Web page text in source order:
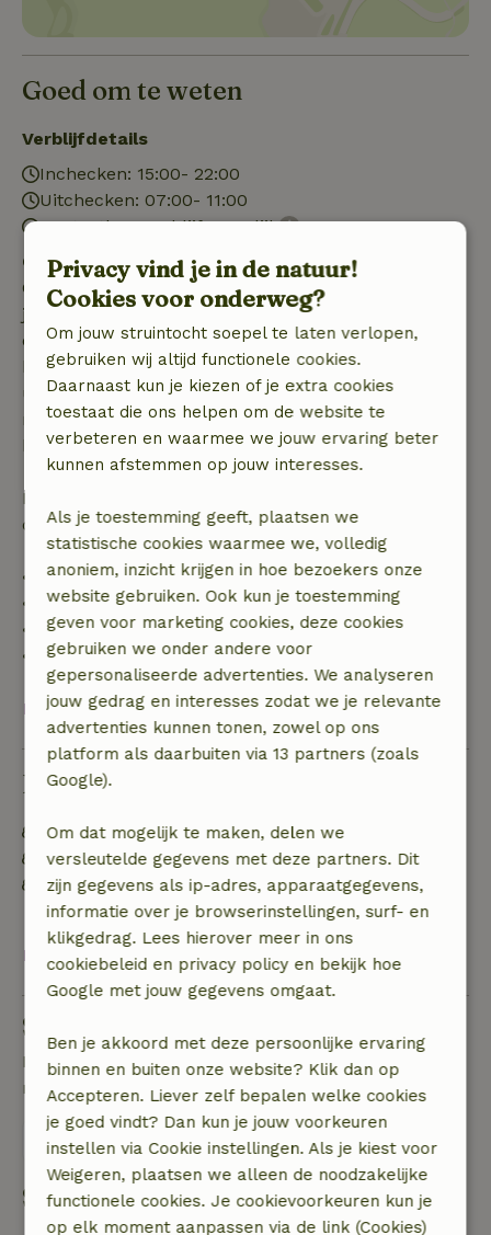
Goed om te weten
Verblijfdetails
Inchecken: 15:00- 22:00
Uitchecken: 07:00- 11:00
Contactloos verblijf mogelijk
Gratis annuleren binnen 7 dagen
Gratis annuleren binnen 7 dagen na bevestiging van
je boeking, bij een boekingsaanvraag meer dan 28
dagen voor aanvang. Bij een boeking met aanvang
binnen 28 dagen geldt gratis annuleren binnen 24
uur. Bij annulering binnen gestelde periode heb je
recht op volledige terugbetaling van het
boekingsbedrag.
Daarna krijg je een deel van de reissom en 100% van
de borg terugbetaald:
• tot 42 dagen voor aankomst: 70% terugbetaald
• 42–28 dagen voor aankomst: 40% terugbetaald
• 28 dagen tot de aankomstdag: 10% terugbetaald
• op de aankomstdag of later: geen terugbetaling
Bekijk alles
Duurzaamheid
Energie label: Uitgesloten
Duurzame inventaris
Afval scheiden (glas, papier, plastic,
voedselafval/biologisch)
Bekijk alles
Stel een vraag
Neem contact op met de verhuurder van het
natuurhuisje
Stuur een bericht
Start mijn boeking
Privacy vind je in de natuur!
Cookies voor onderweg?
Om jouw struintocht soepel te laten verlopen,
gebruiken wij altijd functionele cookies.
Daarnaast kun je kiezen of je extra cookies
toestaat die ons helpen om de website te
verbeteren en waarmee we jouw ervaring beter
kunnen afstemmen op jouw interesses.
Als je toestemming geeft, plaatsen we
statistische cookies waarmee we, volledig
anoniem, inzicht krijgen in hoe bezoekers onze
website gebruiken. Ook kun je toestemming
geven voor marketing cookies, deze cookies
gebruiken we onder andere voor
gepersonaliseerde advertenties. We analyseren
jouw gedrag en interesses zodat we je relevante
advertenties kunnen tonen, zowel op ons
platform als daarbuiten via 13 partners (zoals
Google).
Om dat mogelijk te maken, delen we
versleutelde gegevens met deze partners. Dit
zijn gegevens als ip-adres, apparaatgegevens,
informatie over je browserinstellingen, surf- en
klikgedrag. Lees hierover meer in ons
cookiebeleid en privacy policy en bekijk hoe
Google met jouw gegevens omgaat.
Ben je akkoord met deze persoonlijke ervaring
binnen en buiten onze website? Klik dan op
Accepteren. Liever zelf bepalen welke cookies
je goed vindt? Dan kun je jouw voorkeuren
instellen via Cookie instellingen. Als je kiest voor
Weigeren, plaatsen we alleen de noodzakelijke
functionele cookies. Je cookievoorkeuren kun je
op elk moment aanpassen via de link (Cookies)